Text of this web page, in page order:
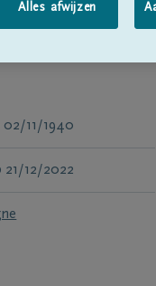
02/11/1940
21/12/2022
Alles afwijzen